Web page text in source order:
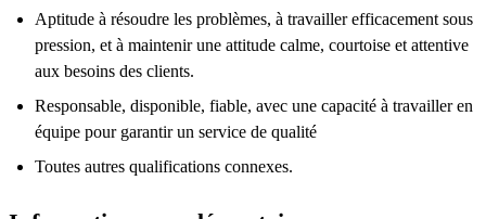
Aptitude à résoudre les problèmes, à travailler efficacement sous
pression, et à maintenir une attitude calme, courtoise et attentive
aux besoins des clients.
Responsable, disponible, fiable, avec une capacité à travailler en
équipe pour garantir un service de qualité
Toutes autres qualifications connexes.